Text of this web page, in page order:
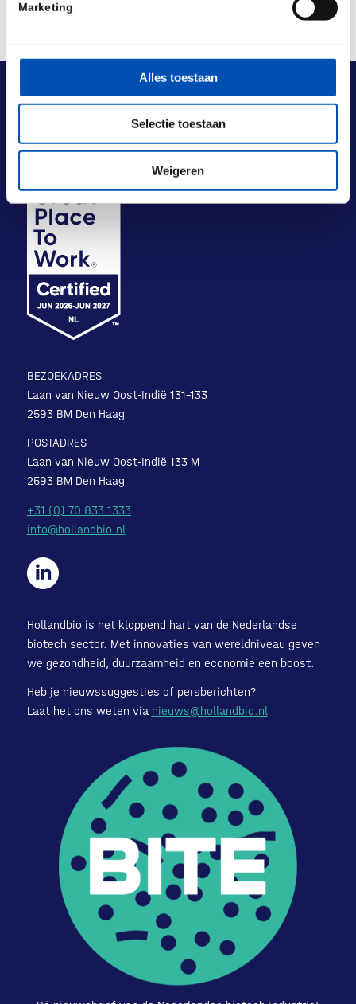
Marketing
Alles toestaan
Selectie toestaan
Weigeren
BEZOEKADRES
Laan van Nieuw Oost-Indië 131-133
2593 BM Den Haag
POSTADRES
Laan van Nieuw Oost-Indië 133 M
2593 BM Den Haag
+31 (0) 70 833 1333
info@hollandbio.nl
Hollandbio is het kloppend hart van de Nederlandse
biotech sector. Met innovaties van wereldniveau geven
we gezondheid, duurzaamheid en economie een boost.
Heb je nieuwssuggesties of persberichten?
Laat het ons weten via nieuws@hollandbio.nl